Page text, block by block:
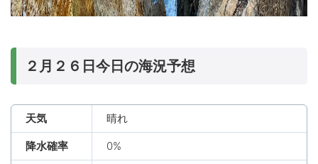
２月２６日今日の海況予想
天気 晴れ
降水確率 0%